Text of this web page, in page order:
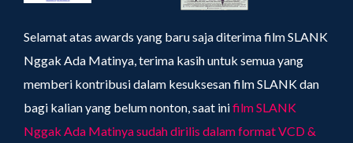
Selamat atas awards yang baru saja diterima film SLANK
Nggak Ada Matinya, terima kasih untuk semua yang
memberi kontribusi dalam kesuksesan film SLANK dan
bagi kalian yang belum nonton, saat inifilm SLANK
Nggak Ada Matinya sudah dirilis dalam format VCD &